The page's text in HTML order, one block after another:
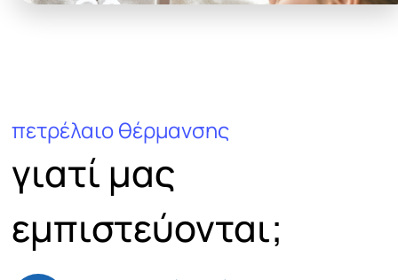
πετρέλαιο θέρμανσης
γιατί μας
εμπιστεύονται;